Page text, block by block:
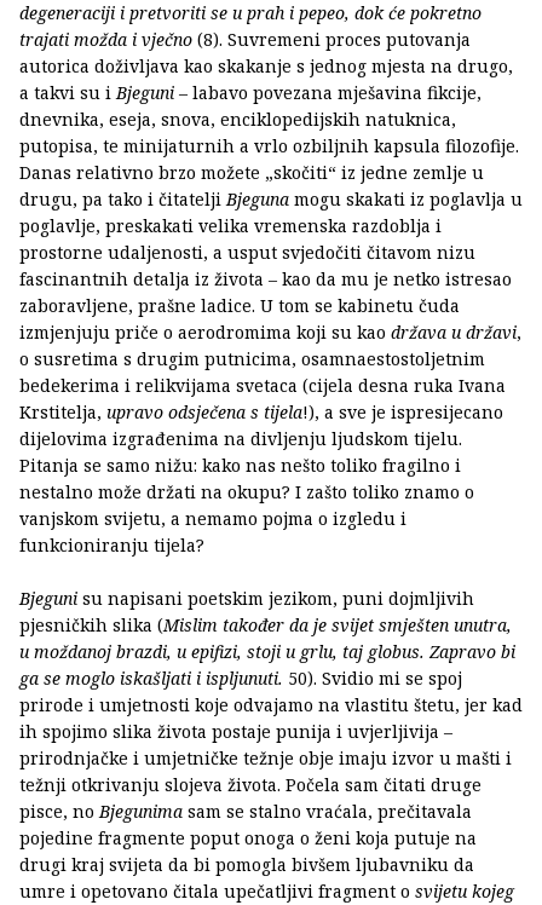
degeneraciji i pretvoriti se u prah i pepeo, dok će pokretno
trajati možda i vječno (8). Suvremeni proces putovanja
autorica doživljava kao skakanje s jednog mjesta na drugo,
a takvi su iBjeguni – labavo povezana mješavina fikcije,
dnevnika, eseja, snova, enciklopedijskih natuknica,
putopisa, te minijaturnih a vrlo ozbiljnih kapsula filozofije.
Danas relativno brzo možete „skočiti“ iz jedne zemlje u
drugu, pa tako i čitateljiBjeguna mogu skakati iz poglavlja u
poglavlje, preskakati velika vremenska razdoblja i
prostorne udaljenosti, a usput svjedočiti čitavom nizu
fascinantnih detalja iz života – kao da mu je netko istresao
zaboravljene, prašne ladice. U tom se kabinetu čuda
izmjenjuju priče o aerodromima koji su kao država u državi,
o susretima s drugim putnicima, osamnaestostoljetnim
bedekerima i relikvijama svetaca (cijela desna ruka Ivana
Krstitelja, upravo odsječena s tijela!), a sve je ispresijecano
dijelovima izgrađenima na divljenju ljudskom tijelu.
Pitanja se samo nižu: kako nas nešto toliko fragilno i
nestalno može držati na okupu? I zašto toliko znamo o
vanjskom svijetu, a nemamo pojma o izgledu i
funkcioniranju tijela?
Bjeguni su napisani poetskim jezikom, puni dojmljivih
pjesničkih slika (Mislim također da je svijet smješten unutra,
u moždanoj brazdi, u epifizi, stoji u grlu, taj globus. Zapravo bi
ga se moglo iskašljati i ispljunuti. 50). Svidio mi se spoj
prirode i umjetnosti koje odvajamo na vlastitu štetu, jer kad
ih spojimo slika života postaje punija i uvjerljivija –
prirodnjačke i umjetničke težnje obje imaju izvor u mašti i
težnji otkrivanju slojeva života. Počela sam čitati druge
pisce, noBjegunima sam se stalno vraćala, prečitavala
pojedine fragmente poput onoga o ženi koja putuje na
drugi kraj svijeta da bi pomogla bivšem ljubavniku da
umre i opetovano čitala upečatljivi fragment o svijetu kojeg